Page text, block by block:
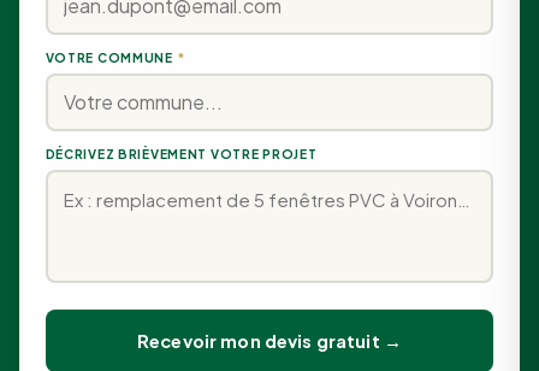
VOTRE COMMUNE *
DÉCRIVEZ BRIÈVEMENT VOTRE PROJET
Recevoir mon devis gratuit →